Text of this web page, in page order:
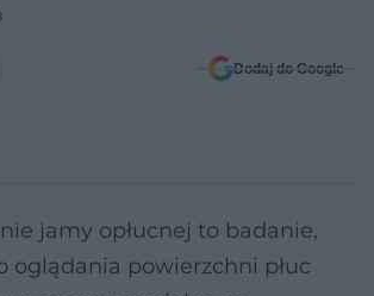
Dodaj do Google
jamy opłucnej to badanie,
oglądania powierzchni płuc